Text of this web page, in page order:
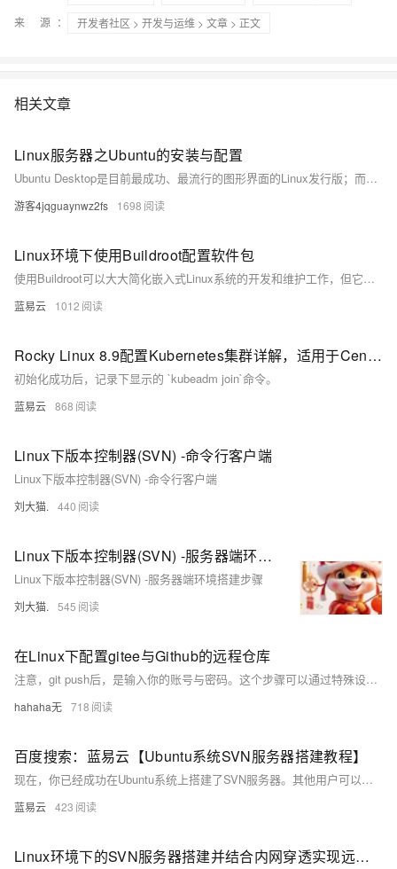
来 源：
开发者社区 > 开发与运维 > 文章 > 正文
相关文章
Linux服务器之Ubuntu的安装与配置
Ubuntu Desktop是目前最成功、最流行的图形界面的Linux发行版；而Ubuntu Server也在服务器端市场占据了较大的份额。今天为大家详细介绍了Ubuntu Server的安装与配置，希望对你能有所帮助。关于VMware、VirtualBox等虚拟化软件的使用，朱哥还会在后续的文章中为大家详细介绍，敬请关注！
游客4jqguaynwz2fs 1698
Linux环境下使用Buildroot配置软件包
使用Buildroot可以大大简化嵌入式Linux系统的开发和维护工作，但它需要对Linux系统和交叉编译有深入的理解。通过上述步骤，可以有效地配置和定制软件包，为特定的嵌入式应用构建高效、稳定的系统。
蓝易云 1012
Rocky Linux 8.9配置Kubernetes集群详解，适用于CentOS环境
初始化成功后，记录下显示的 `kubeadm join`命令。
蓝易云 868
Linux下版本控制器(SVN) -命令行客户端
Linux下版本控制器(SVN) -命令行客户端
刘大猫. 440
Linux下版本控制器(SVN) -服务器端环境搭建步骤
Linux下版本控制器(SVN) -服务器端环境搭建步骤
刘大猫. 545
在Linux下配置gitee与Github的远程仓库
注意，git push后，是输入你的账号与密码。这个步骤可以通过特殊设置省去，但是一开始还是不要太省。
hahaha无 718
百度搜索：蓝易云【Ubuntu系统SVN服务器搭建教程】
现在，你已经成功在Ubuntu系统上搭建了SVN服务器。其他用户可以通过SVN客户端连接到你的SVN服务器，进行代码版本管理和协作开发。注意，为了安全起见，建议配置SSL加密以保护数据传输。
蓝易云 423
Linux环境下的SVN服务器搭建并结合内网穿透实现远程连接